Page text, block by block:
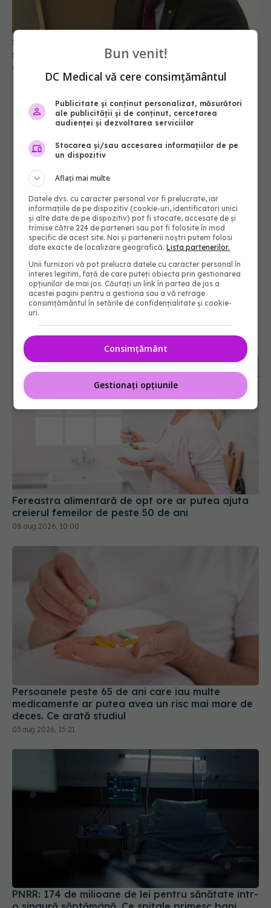
04 aug 2026, 10:10
Fereastra alimentară de opt ore ar putea ajuta
creierul femeilor de peste 50 de ani
Persoanele peste 65 de ani care iau multe
medicamente ar putea avea un risc mai mare de
deces. Ce arată studiul
PNRR: 174 de milioane de lei pentru sănătate într-
o singură săptămână. Ce spitale primesc bani
Bun venit!
DC Medical vă cere consimțământul
Publicitate și conținut personalizat, măsurători
ale publicității și de conținut, cercetarea
audienței și dezvoltarea serviciilor
Stocarea și/sau accesarea informațiilor de pe
un dispozitiv
Aflați mai multe
Datele dvs. cu caracter personal vor fi prelucrate, iar
informațiile de pe dispozitiv (cookie-uri, identificatori unici
și alte date de pe dispozitiv) pot fi stocate, accesate de și
trimise către 224 de parteneri sau pot fi folosite în mod
specific de acest site. Noi și partenerii noștri putem folosi
date exacte de localizare geografică.Lista partenerilor.
Unii furnizori vă pot prelucra datele cu caracter personal în
interes legitim, față de care puteți obiecta prin gestionarea
opțiunilor de mai jos. Căutați un link în partea de jos a
acestei pagini pentru a gestiona sau a vă retrage
consimțământul în setările de confidențialitate și cookie-
uri.
Consimțământ
Gestionați opțiunile